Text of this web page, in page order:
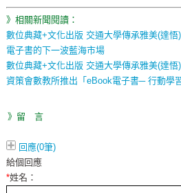
》相關新聞閱讀：
數位典藏+文化出版 交通大學傳承雅美(達悟
電子書的下一波藍海市場
數位典藏+文化出版 交通大學傳承雅美(達悟
資策會數教所推出「eBook電子書─ 行動學
》留 言
回應(0筆)
給個回應
*姓名：